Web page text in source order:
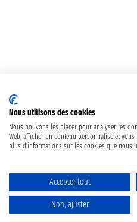
Nous utilisons des cookies
Nous pouvons les placer pour analyser les
Web, afficher un contenu personnalisé et
plus d'informations sur les cookies que nous
Accepter tout
Non, ajuster